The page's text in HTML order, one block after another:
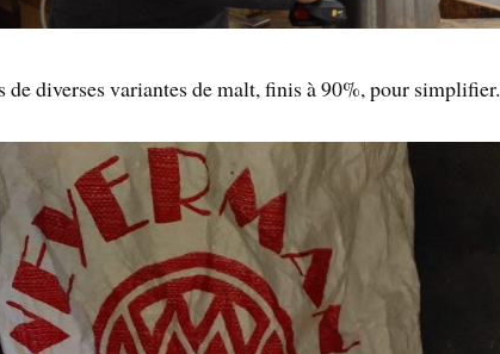
de diverses variantes de malt, finis à 90%, pour simplifier.